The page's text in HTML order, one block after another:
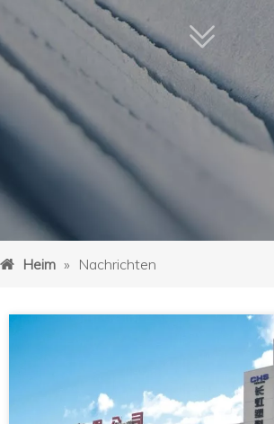
Heim » Nachrichten